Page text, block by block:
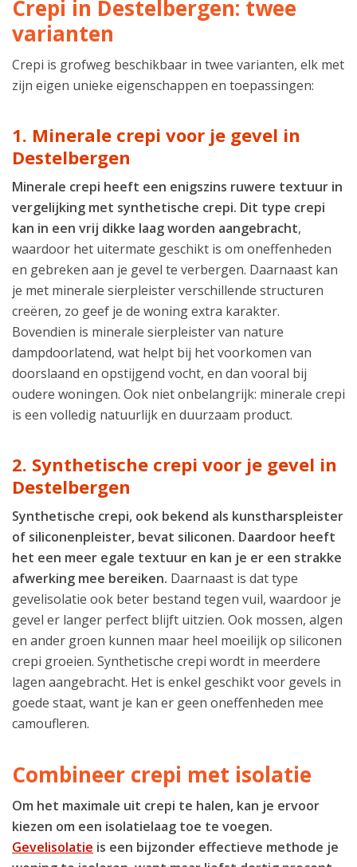
Crepi in Destelbergen: twee
varianten
Crepi is grofweg beschikbaar in twee varianten, elk met
zijn eigen unieke eigenschappen en toepassingen:
1. Minerale crepi voor je gevel in
Destelbergen
Minerale crepi heeft een enigszins ruwere textuur in
vergelijking met synthetische crepi. Dit type crepi
kan in een vrij dikke laag worden aangebracht,
waardoor het uitermate geschikt is om oneffenheden
en gebreken aan je gevel te verbergen. Daarnaast kan
je met minerale sierpleister verschillende structuren
creëren, zo geef je de woning extra karakter.
Bovendien is minerale sierpleister van nature
dampdoorlatend, wat helpt bij het voorkomen van
doorslaand en opstijgend vocht, en dan vooral bij
oudere woningen. Ook niet onbelangrijk: minerale crepi
is een volledig natuurlijk en duurzaam product.
2. Synthetische crepi voor je gevel in
Destelbergen
Synthetische crepi, ook bekend als kunstharspleister
of siliconenpleister, bevat siliconen. Daardoor heeft
het een meer egale textuur en kan je er een strakke
afwerking mee bereiken. Daarnaast is dat type
gevelisolatie ook beter bestand tegen vuil, waardoor je
gevel er langer perfect blijft uitzien. Ook mossen, algen
en ander groen kunnen maar heel moeilijk op siliconen
crepi groeien. Synthetische crepi wordt in meerdere
lagen aangebracht. Het is enkel geschikt voor gevels in
goede staat, want je kan er geen oneffenheden mee
camoufleren.
Combineer crepi met isolatie
Om het maximale uit crepi te halen, kan je ervoor
kiezen om een isolatielaag toe te voegen.
Gevelisolatie is een bijzonder effectieve methode je